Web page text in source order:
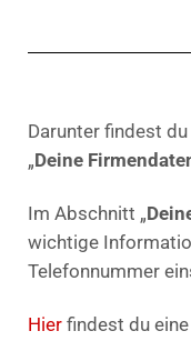
Darunter findest
„Deine
Im Abschnitt „
wichtige
Telefonnummer
Hier findest du